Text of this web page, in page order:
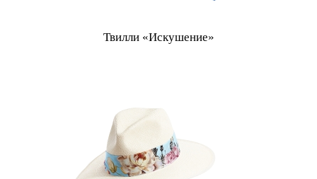
Твилли «Искушение»